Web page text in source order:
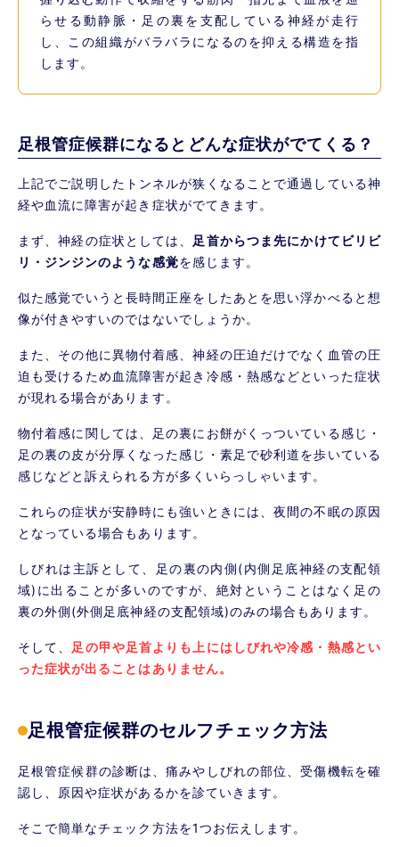
らせる動静脈・足の裏を支配している神経が走行
し、この組織がバラバラになるのを抑える構造を指
します。
足根管症候群になるとどんな症状がでてくる？
上記でご説明したトンネルが狭くなることで通過している神
経や血流に障害が起き症状がでてきます。
まず、神経の症状としては、 足首からつま先にかけてビリビ
リ・ジンジンのような感覚を感じます。
似た感覚でいうと長時間正座をしたあとを思い浮かべると想
像が付きやすいのではないでしょうか。
また、その他に異物付着感、神経の圧迫だけでなく血管の圧
迫も受けるため血流障害が起き冷感・熱感などといった症状
が現れる場合があります。
物付着感に関しては、足の裏にお餅がくっついている感じ・
足の裏の皮が分厚くなった感じ・素足で砂利道を歩いている
感じなどと訴えられる方が多くいらっしゃいます。
これらの症状が安静時にも強いときには、夜間の不眠の原因
となっている場合もあります。
しびれは主訴として、足の裏の内側(内側足底神経の支配領
域)に出ることが多いのですが、絶対ということはなく足の
裏の外側(外側足底神経の支配領域)のみの場合もあります。
そして、 足の甲や足首よりも上にはしびれや冷感・熱感とい
った症状が出ることはありません。
足根管症候群のセルフチェック方法
足根管症候群の診断は、痛みやしびれの部位、受傷機転を確
認し、原因や症状があるかを診ていきます。
そこで簡単なチェック方法を1つお伝えします。